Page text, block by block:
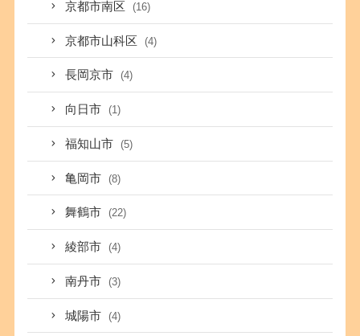
京都市南区 (16)
京都市山科区 (4)
長岡京市 (4)
向日市 (1)
福知山市 (5)
亀岡市 (8)
舞鶴市 (22)
綾部市 (4)
南丹市 (3)
城陽市 (4)